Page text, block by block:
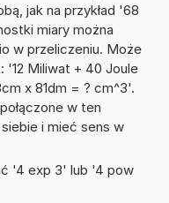
jak na przykład '68
miary można
w przeliczeniu. Może
'12 Miliwat + 40 Joule
x 81dm = ? cm^3'.
w ten
i mieć sens w
'4 exp 3' lub '4 pow